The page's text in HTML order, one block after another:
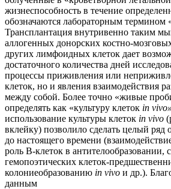
жизнеспособность в течение
обозначаются лабораторным
Трансплантация внутривенно таким
аллогенных донорских костно-
других лимфоидных клеток дает
достаточного количества дней
процессы приживления или
клеток, но и явления взаимодействия
между собой. Более точно «живые
определять как «культуру клеток in
использование культуры клеток in vivo
вклейку) позволило сделать целый ряд
до настоящего времени
роль В-клеток в антителообразовании,
гемопоэтических клеток-
колониеобразованию in vivo и др.).
данным